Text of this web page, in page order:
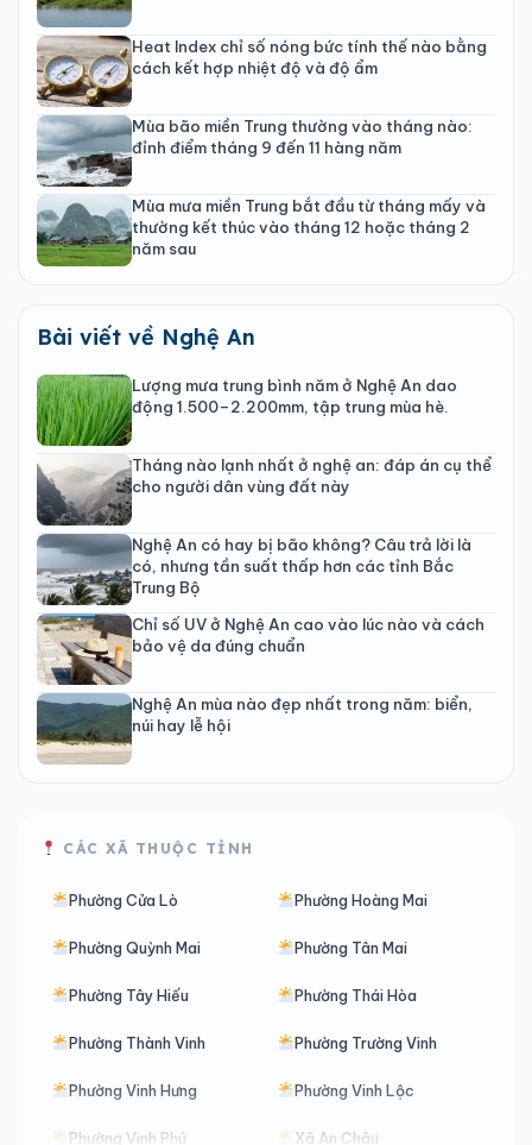
Heat Index chỉ số nóng bức tính thế nào bằng
cách kết hợp nhiệt độ và độ ẩm
Mùa bão miền Trung thường vào tháng nào:
đỉnh điểm tháng 9 đến 11 hàng năm
Mùa mưa miền Trung bắt đầu từ tháng mấy và
thường kết thúc vào tháng 12 hoặc tháng 2
năm sau
Bài viết về Nghệ An
Lượng mưa trung bình năm ở Nghệ An dao
động 1.500–2.200mm, tập trung mùa hè.
Tháng nào lạnh nhất ở nghệ an: đáp án cụ thể
cho người dân vùng đất này
Nghệ An có hay bị bão không? Câu trả lời là
có, nhưng tần suất thấp hơn các tỉnh Bắc
Trung Bộ
Chỉ số UV ở Nghệ An cao vào lúc nào và cách
bảo vệ da đúng chuẩn
Nghệ An mùa nào đẹp nhất trong năm: biển,
núi hay lễ hội
CÁC XÃ THUỘC TỈNH
Phường Cửa Lò Phường Hoàng Mai
Phường Quỳnh Mai Phường Tân Mai
Phường Tây Hiếu Phường Thái Hòa
Phường Thành Vinh Phường Trường Vinh
Phường Vinh Hưng Phường Vinh Lộc
Phường Vinh Phú Xã An Châu